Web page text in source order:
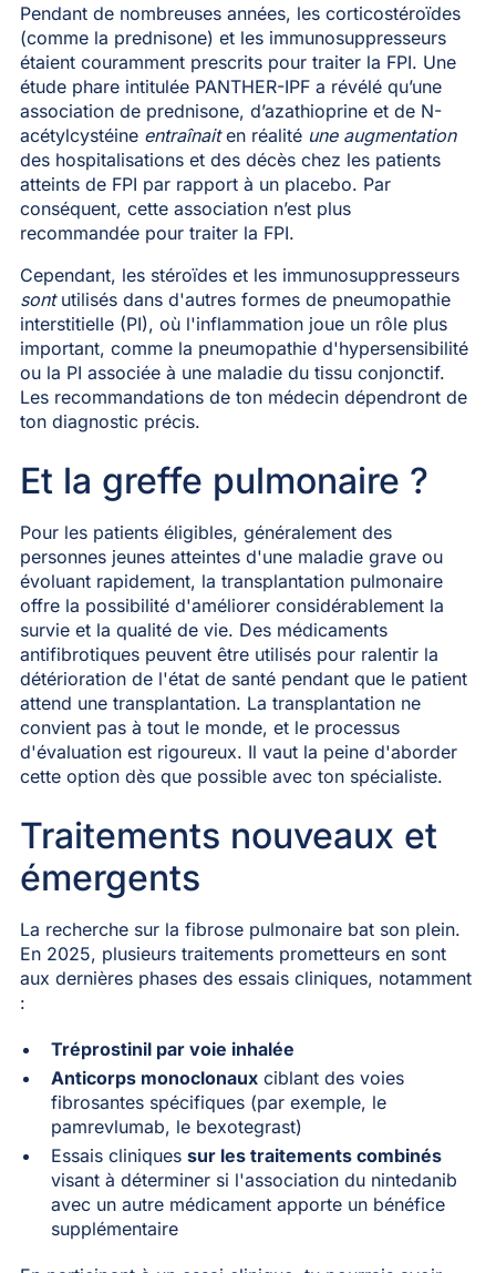
Pendant de nombreuses années, les corticostéroïdes
(comme la prednisone) et les immunosuppresseurs
étaient couramment prescrits pour traiter la FPI. Une
étude phare intitulée PANTHER-IPF a révélé qu’une
association de prednisone, d’azathioprine et de N-
acétylcystéine entraînaiten réalité une augmentation
des hospitalisations et des décès chez les patients
atteints de FPI par rapport à un placebo. Par
conséquent, cette association n’est plus
recommandée pour traiter la FPI.
Cependant, les stéroïdes et les immunosuppresseurs
sontutilisés dans d'autres formes de pneumopathie
interstitielle (PI), où l'inflammation joue un rôle plus
important, comme la pneumopathie d'hypersensibilité
ou la PI associée à une maladie du tissu conjonctif.
Les recommandations de ton médecin dépendront de
ton diagnostic précis.
Et la greffe pulmonaire ?
Pour les patients éligibles, généralement des
personnes jeunes atteintes d'une maladie grave ou
évoluant rapidement, la transplantation pulmonaire
offre la possibilité d'améliorer considérablement la
survie et la qualité de vie. Des médicaments
antifibrotiques peuvent être utilisés pour ralentir la
détérioration de l'état de santé pendant que le patient
attend une transplantation. La transplantation ne
convient pas à tout le monde, et le processus
d'évaluation est rigoureux. Il vaut la peine d'aborder
cette option dès que possible avec ton spécialiste.
Traitements nouveaux et
émergents
La recherche sur la fibrose pulmonaire bat son plein.
En 2025, plusieurs traitements prometteurs en sont
aux dernières phases des essais cliniques, notamment
:
Tréprostinil par voie inhalée
Anticorps monoclonauxciblant des voies
fibrosantes spécifiques (par exemple, le
pamrevlumab, le bexotegrast)
Essais cliniques sur les traitements combinés
visant à déterminer si l'association du nintedanib
avec un autre médicament apporte un bénéfice
supplémentaire